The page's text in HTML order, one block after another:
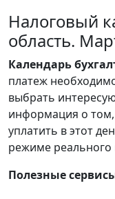
Налоговый
область.
Календарь
платеж
выбрать
информация о
уплатить в этот
режиме реального
Полезные